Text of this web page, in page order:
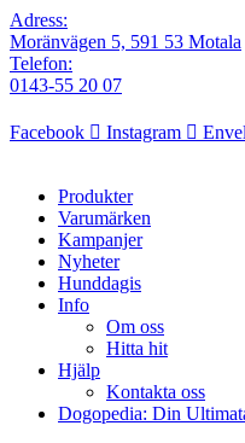
Adress:
Moränvägen 5, 591 53 Motala
Telefon:
0143-55 20 07
Facebook Instagram
Produkter
Varumärken
Kampanjer
Nyheter
Hunddagis
Info
Om oss
Hitta hit
Hjälp
Kontakta oss
Dogopedia: Din